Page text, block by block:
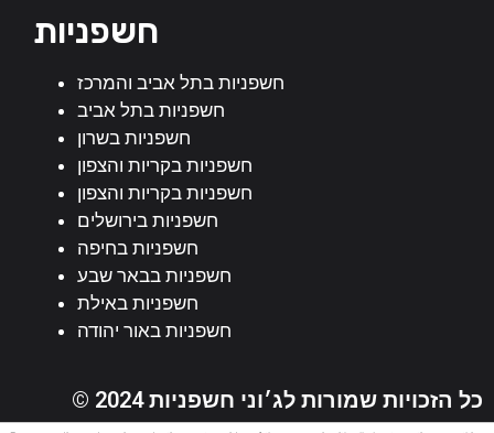
חשפניות
חשפניות בתל אביב והמרכז
חשפניות בתל אביב
חשפניות בשרון
חשפניות בקריות והצפון
חשפניות בקריות והצפון
חשפניות בירושלים
חשפניות בחיפה
חשפניות בבאר שבע
חשפניות באילת
חשפניות באור יהודה
© 2024 כל הזכויות שמורות לג׳וני חשפניות